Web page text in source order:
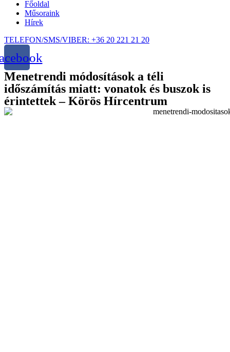
Főoldal
Műsoraink
Hírek
TELEFON/SMS/VIBER: +36 20 221 21 20
Menetrendi módosítások a téli
időszámítás miatt: vonatok és buszok is
érintettek – Körös Hírcentrum